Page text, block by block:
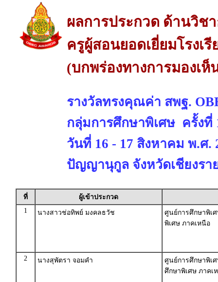
ผลการประกวด ด้านวิช
ครูผู้สอนยอดเยี่ยมโรงเ
(บกพร่องทางการมองเ
รางวัลทรงคุณค่า สพฐ.
กลุ่มการศึกษาพิเศษ ครั้งที่
วันที่ 16 - 17 สิงหาคม พ.ศ.
ปัญญานุกูล จังหวัดเชียงรา
ที่
ผู้เข้าประกวด
1
นางสาวช่อทิพย์ มงคลธวัช
ศูนย์การศึกษาพิเ
พิเศษ ภาคเหนือ
2 นางสุพัตรา จอมคำ
ศูนย์การศึกษาพิเ
ศึกษาพิเศษ ภาคเ